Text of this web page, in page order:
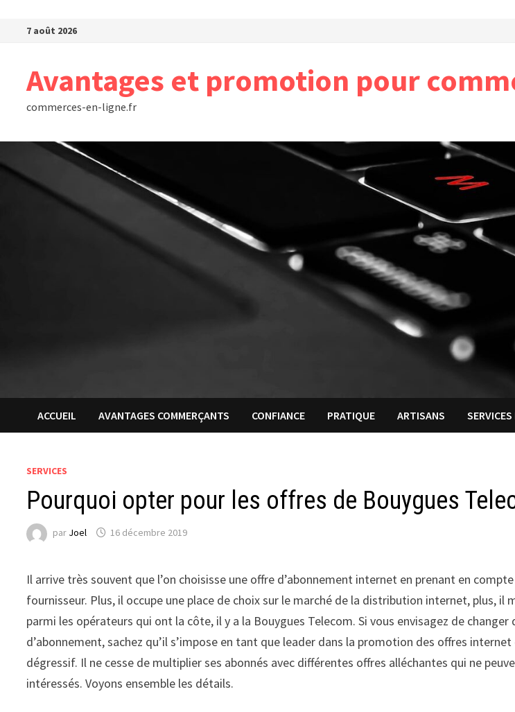
7 août 2026
Avantages et promotion pour
commerces-en-ligne.fr
ACCUEIL AVANTAGES COMMERÇANTS CONFIANCE PRATIQUE ARTISANS
SERVICES
Pourquoi opter pour les offres de Bouygues
par Joel 16 décembre 2019
Il arrive très souvent que l’on choisisse une offre d’abonnement internet en prenant en
fournisseur. Plus, il occupe une place de choix sur le marché de la distribution internet, plus, il
parmi les opérateurs qui ont la côte, il y a la Bouygues Telecom. Si vous envisagez de
d’abonnement, sachez qu’il s’impose en tant que leader dans la promotion des offres
dégressif. Il ne cesse de multiplier ses abonnés avec différentes offres alléchantes qui ne
intéressés. Voyons ensemble les détails.